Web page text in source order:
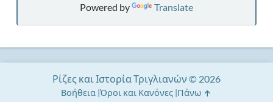
Powered by Translate
Ρίζες και Ιστορία Τριγλιανών © 2026
Βοήθεια Όροι και Κανόνες Πάνω